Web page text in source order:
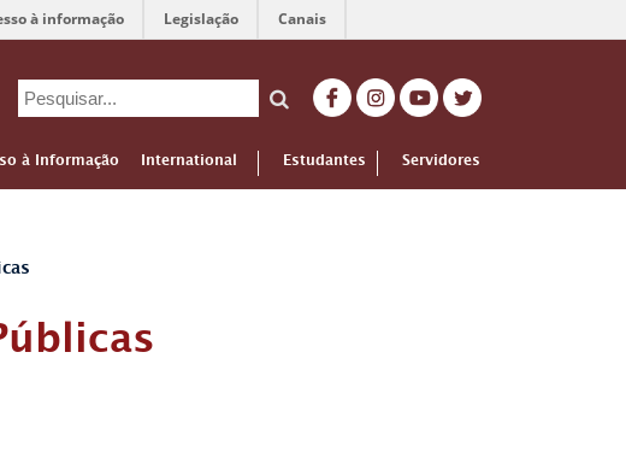
à informação Legislação Canais
à Informação International Estudantes Servidores